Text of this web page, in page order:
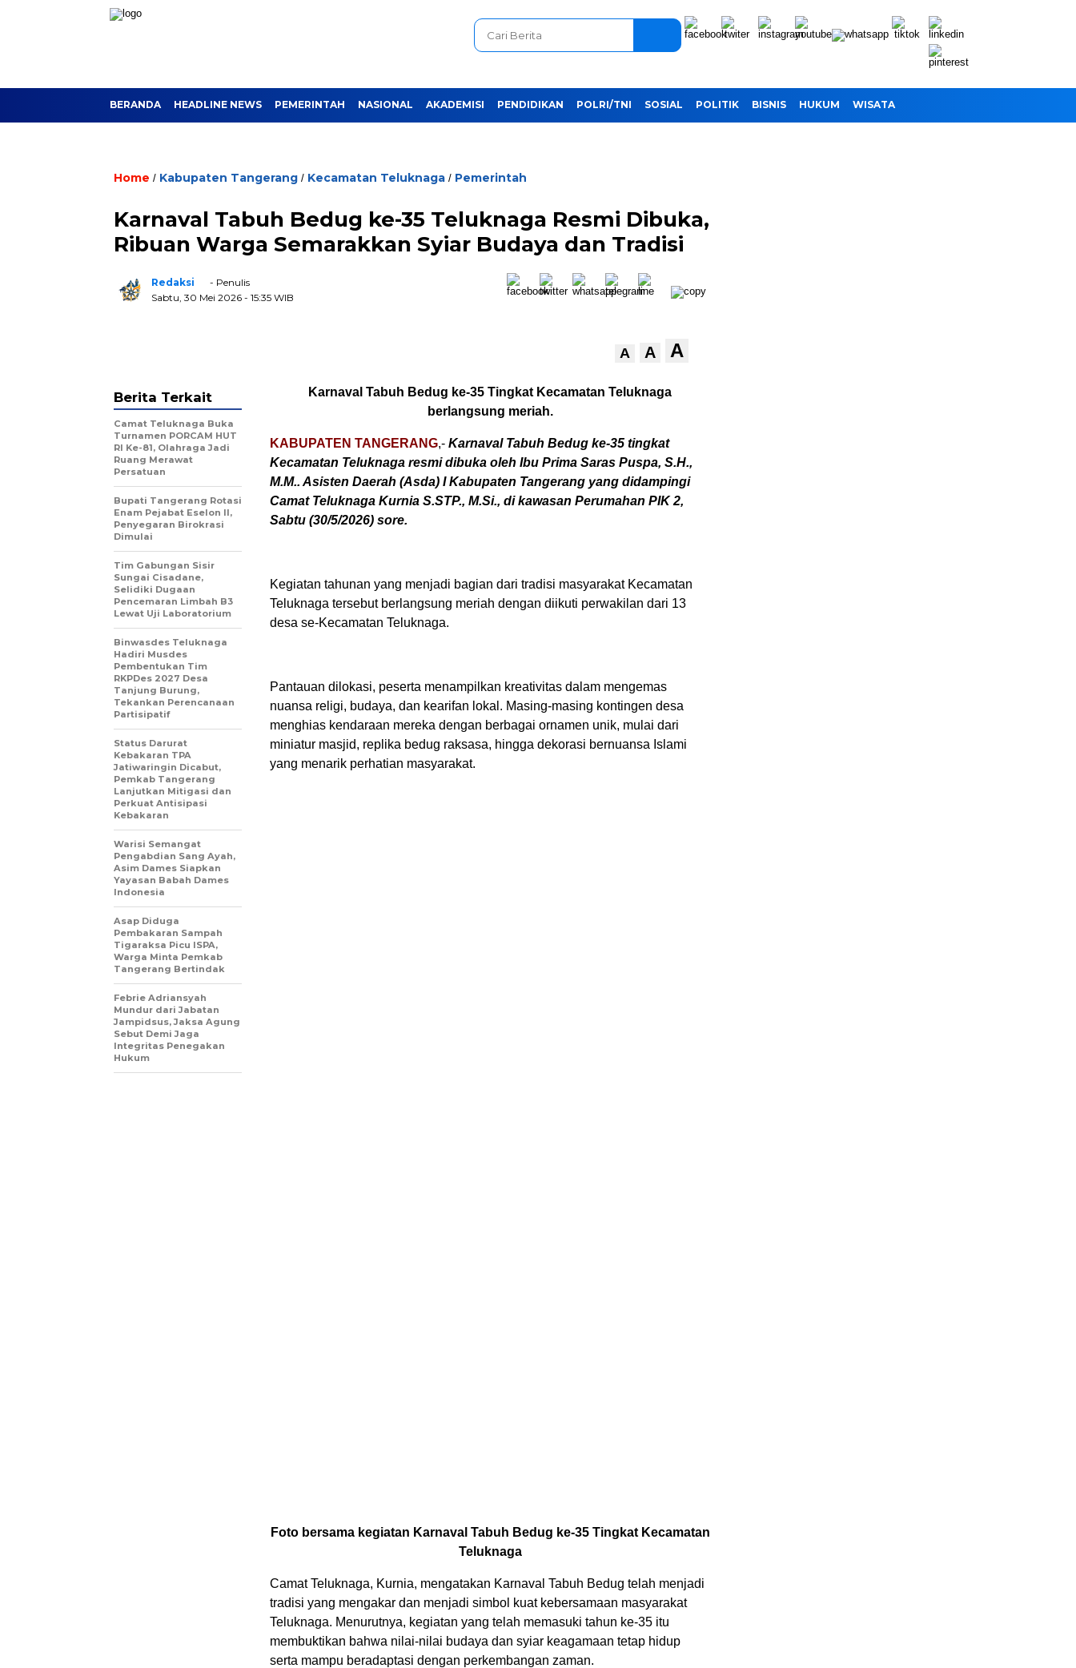
BERANDA HEADLINE NEWS PEMERINTAH NASIONAL AKADEMISI PENDIDIKAN POLRI/TNI SOSIAL POLITIK BISNIS HUKUM WISATA
Home / Kabupaten Tangerang / Kecamatan Teluknaga / Pemerintah
Karnaval Tabuh Bedug ke-35 Teluknaga Resmi Dibuka,
Ribuan Warga Semarakkan Syiar Budaya dan Tradisi
Redaksi
- Penulis
Sabtu, 30 Mei 2026 - 15:35 WIB
A A A
Karnaval Tabuh Bedug ke-35 Tingkat Kecamatan Teluknaga
berlangsung meriah.
KABUPATEN TANGERANG,- Karnaval Tabuh Bedug ke-35 tingkat
Kecamatan Teluknaga resmi dibuka oleh Ibu Prima Saras Puspa, S.H.,
M.M.. Asisten Daerah (Asda) I Kabupaten Tangerang yang didampingi
Camat Teluknaga Kurnia S.STP., M.Si., di kawasan Perumahan PIK 2,
Sabtu (30/5/2026) sore.
Kegiatan tahunan yang menjadi bagian dari tradisi masyarakat Kecamatan
Teluknaga tersebut berlangsung meriah dengan diikuti perwakilan dari 13
desa se-Kecamatan Teluknaga.
Pantauan dilokasi, peserta menampilkan kreativitas dalam mengemas
nuansa religi, budaya, dan kearifan lokal. Masing-masing kontingen desa
menghias kendaraan mereka dengan berbagai ornamen unik, mulai dari
miniatur masjid, replika bedug raksasa, hingga dekorasi bernuansa Islami
yang menarik perhatian masyarakat.
Foto bersama kegiatan Karnaval Tabuh Bedug ke-35 Tingkat Kecamatan
Teluknaga
Camat Teluknaga, Kurnia, mengatakan Karnaval Tabuh Bedug telah menjadi
tradisi yang mengakar dan menjadi simbol kuat kebersamaan masyarakat
Teluknaga. Menurutnya, kegiatan yang telah memasuki tahun ke-35 itu
membuktikan bahwa nilai-nilai budaya dan syiar keagamaan tetap hidup
serta mampu beradaptasi dengan perkembangan zaman.
Berita Terkait
Camat Teluknaga Buka
Turnamen PORCAM HUT
RI Ke-81, Olahraga Jadi
Ruang Merawat
Persatuan
Bupati Tangerang Rotasi
Enam Pejabat Eselon II,
Penyegaran Birokrasi
Dimulai
Tim Gabungan Sisir
Sungai Cisadane,
Selidiki Dugaan
Pencemaran Limbah B3
Lewat Uji Laboratorium
Binwasdes Teluknaga
Hadiri Musdes
Pembentukan Tim
RKPDes 2027 Desa
Tanjung Burung,
Tekankan Perencanaan
Partisipatif
Status Darurat
Kebakaran TPA
Jatiwaringin Dicabut,
Pemkab Tangerang
Lanjutkan Mitigasi dan
Perkuat Antisipasi
Kebakaran
Warisi Semangat
Pengabdian Sang Ayah,
Asim Dames Siapkan
Yayasan Babah Dames
Indonesia
Asap Diduga
Pembakaran Sampah
Tigaraksa Picu ISPA,
Warga Minta Pemkab
Tangerang Bertindak
Febrie Adriansyah
Mundur dari Jabatan
Jampidsus, Jaksa Agung
Sebut Demi Jaga
Integritas Penegakan
Hukum